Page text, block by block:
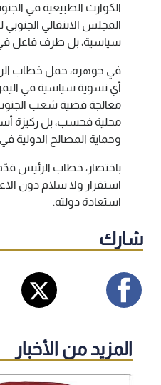
الكوارث الطبيعية في
المجلس الانتقالي
سياسية، بل طرف فاعل في
في جوهره، حمل خطاب
أي تسوية سياسية في
معالجة قضية شعب
محلية فحسب، بل ركيزة
وحماية المصالح الدولية
باختصار، خطاب الرئيس قدّم
استقرار ولا سلام دون
استعادة دولته.
شارك
المزيد من الأخبار